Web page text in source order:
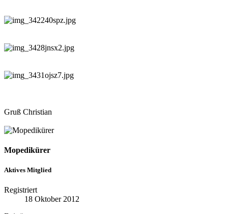
Gruß Christian
Mopedikürer
Aktives Mitglied
Registriert
18 Oktober 2012